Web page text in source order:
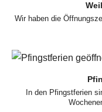
Wir haben die
In den Pfingstferien